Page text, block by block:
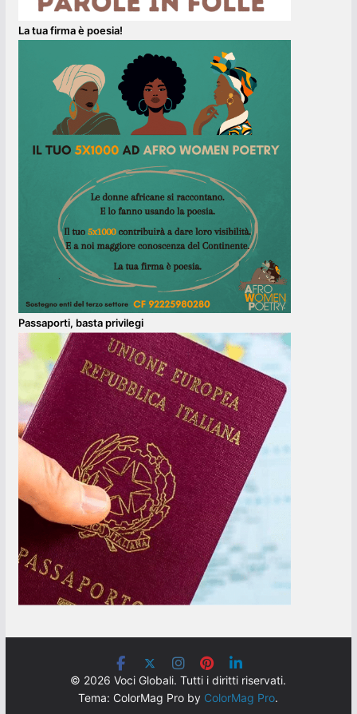
La tua firma è poesia!
Passaporti, basta privilegi
© 2026 Voci Globali. Tutti i diritti riservati.
Tema: ColorMag Pro by ColorMag Pro.